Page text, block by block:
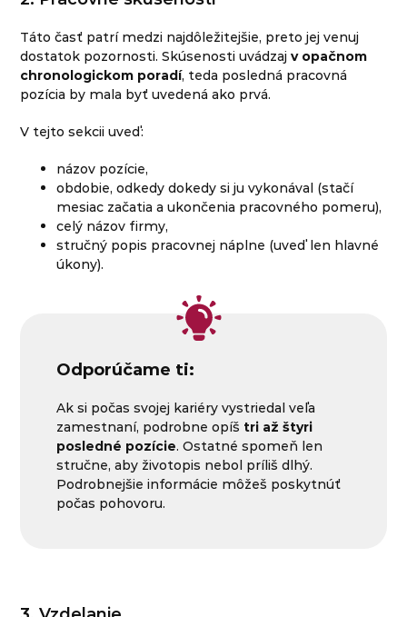
Táto časť patrí medzi najdôležitejšie, preto jej venuj
dostatok pozornosti. Skúsenosti uvádzajv opačnom
chronologickom poradí, teda posledná pracovná
pozícia by mala byť uvedená ako prvá.
V tejto sekcii uveď:
názov pozície,
obdobie, odkedy dokedy si ju vykonával (stačí
mesiac začatia a ukončenia pracovného pomeru),
celý názov firmy,
stručný popis pracovnej náplne (uveď len hlavné
úkony).
Odporúčame ti:
Ak si počas svojej kariéry vystriedal veľa
zamestnaní, podrobne opíš tri až štyri
posledné pozície. Ostatné spomeň len
stručne, aby životopis nebol príliš dlhý.
Podrobnejšie informácie môžeš poskytnúť
počas pohovoru.